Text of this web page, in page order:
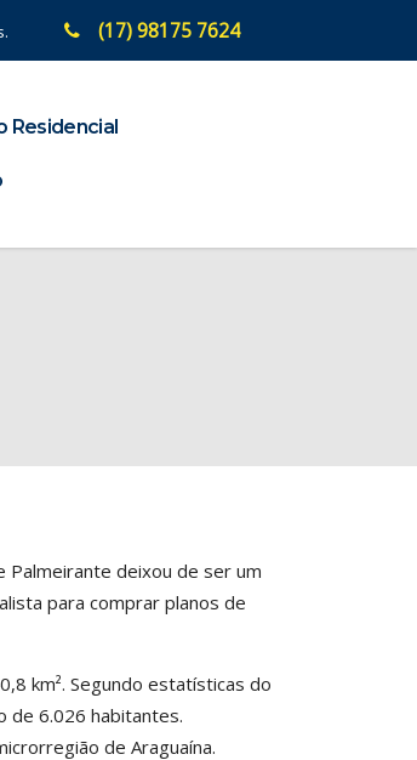
(17) 98175 7624
Residencial
Palmeirante deixou de ser um
para comprar planos de
km². Segundo estatísticas do
de 6.026 habitantes.
de Araguaína.